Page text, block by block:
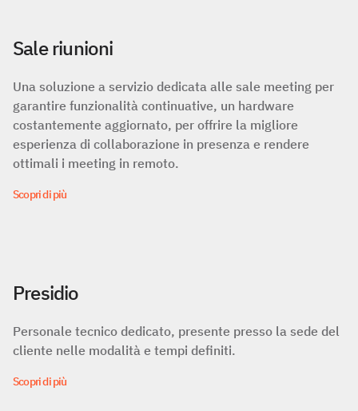
Sale riunioni
Una soluzione a servizio dedicata alle sale meeting per
garantire funzionalità continuative, un hardware
costantemente aggiornato, per offrire la migliore
esperienza di collaborazione in presenza e rendere
ottimali i meeting in remoto.
Scopri di più
Presidio
Personale tecnico dedicato, presente presso la sede del
cliente nelle modalità e tempi definiti.​
Scopri di più